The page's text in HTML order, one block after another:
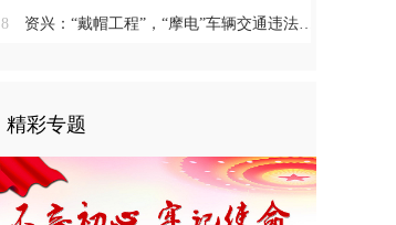
8 资兴：“戴帽工程”，“摩电”车辆交通违法曝光台（2026年第17期）
精彩专题